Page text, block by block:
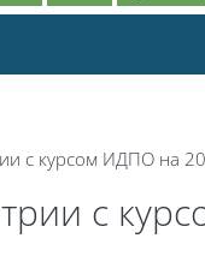
с курсом ИДПО на
с